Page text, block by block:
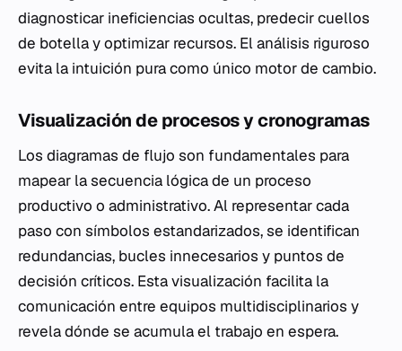
diagnosticar ineficiencias ocultas, predecir cuellos
de botella y optimizar recursos. El análisis riguroso
evita la intuición pura como único motor de cambio.
Visualización de procesos y cronogramas
Los diagramas de flujo son fundamentales para
mapear la secuencia lógica de un proceso
productivo o administrativo. Al representar cada
paso con símbolos estandarizados, se identifican
redundancias, bucles innecesarios y puntos de
decisión críticos. Esta visualización facilita la
comunicación entre equipos multidisciplinarios y
revela dónde se acumula el trabajo en espera.